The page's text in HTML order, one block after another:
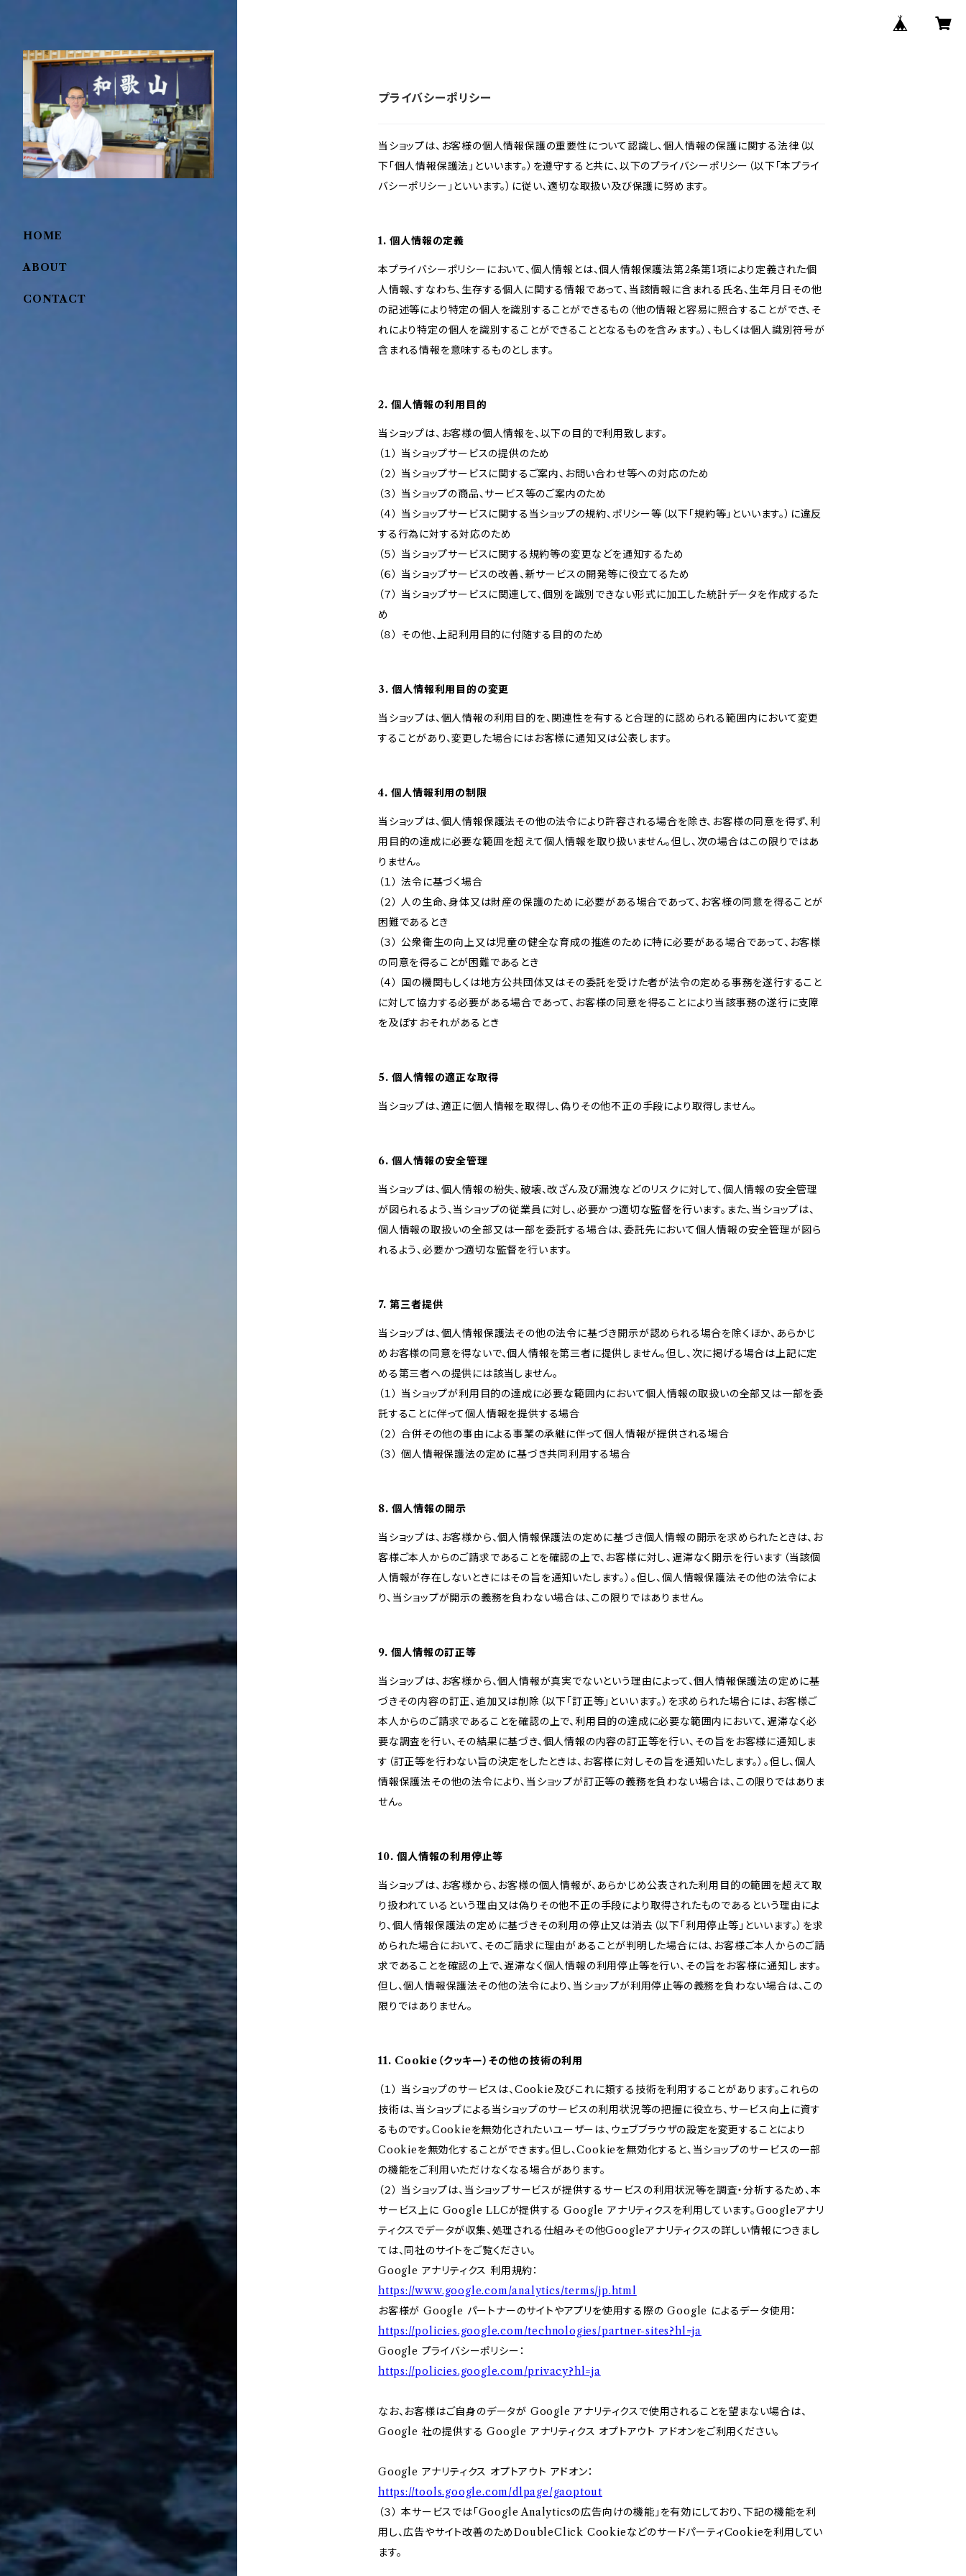
プライバシーポリシー
当ショップは、お客様の個人情報保護の重要性について認識し、個人情報の保護に関する法律（以
下「個人情報保護法」といいます。）を遵守すると共に、以下のプライバシーポリシー（以下「本プライ
バシーポリシー」といいます。）に従い、適切な取扱い及び保護に努めます。
1. 個人情報の定義
本プライバシーポリシーにおいて、個人情報とは、個人情報保護法第2条第1項により定義された個
人情報、すなわち、生存する個人に関する情報であって、当該情報に含まれる氏名、生年月日その他
の記述等により特定の個人を識別することができるもの（他の情報と容易に照合することができ、そ
れにより特定の個人を識別することができることとなるものを含みます。）、もしくは個人識別符号が
含まれる情報を意味するものとします。
2. 個人情報の利用目的
当ショップは、お客様の個人情報を、以下の目的で利用致します。
（１） 当ショップサービスの提供のため
（２） 当ショップサービスに関するご案内、お問い合わせ等への対応のため
（３） 当ショップの商品、サービス等のご案内のため
（４） 当ショップサービスに関する当ショップの規約、ポリシー等（以下「規約等」といいます。）に違反
する行為に対する対応のため
（５） 当ショップサービスに関する規約等の変更などを通知するため
（６） 当ショップサービスの改善、新サービスの開発等に役立てるため
（７） 当ショップサービスに関連して、個別を識別できない形式に加工した統計データを作成するた
め
（８） その他、上記利用目的に付随する目的のため
3. 個人情報利用目的の変更
当ショップは、個人情報の利用目的を、関連性を有すると合理的に認められる範囲内において変更
することがあり、変更した場合にはお客様に通知又は公表します。
4. 個人情報利用の制限
当ショップは、個人情報保護法その他の法令により許容される場合を除き、お客様の同意を得ず、利
用目的の達成に必要な範囲を超えて個人情報を取り扱いません。但し、次の場合はこの限りではあ
りません。
（１） 法令に基づく場合
（２） 人の生命、身体又は財産の保護のために必要がある場合であって、お客様の同意を得ることが
困難であるとき
（３） 公衆衛生の向上又は児童の健全な育成の推進のために特に必要がある場合であって、お客様
の同意を得ることが困難であるとき
（４） 国の機関もしくは地方公共団体又はその委託を受けた者が法令の定める事務を遂行すること
に対して協力する必要がある場合であって、お客様の同意を得ることにより当該事務の遂行に支障
を及ぼすおそれがあるとき
5. 個人情報の適正な取得
当ショップは、適正に個人情報を取得し、偽りその他不正の手段により取得しません。
6. 個人情報の安全管理
当ショップは、個人情報の紛失、破壊、改ざん及び漏洩などのリスクに対して、個人情報の安全管理
が図られるよう、当ショップの従業員に対し、必要かつ適切な監督を行います。また、当ショップは、
個人情報の取扱いの全部又は一部を委託する場合は、委託先において個人情報の安全管理が図ら
れるよう、必要かつ適切な監督を行います。
7. 第三者提供
当ショップは、個人情報保護法その他の法令に基づき開示が認められる場合を除くほか、あらかじ
めお客様の同意を得ないで、個人情報を第三者に提供しません。但し、次に掲げる場合は上記に定
める第三者への提供には該当しません。
（１） 当ショップが利用目的の達成に必要な範囲内において個人情報の取扱いの全部又は一部を委
託することに伴って個人情報を提供する場合
（２） 合併その他の事由による事業の承継に伴って個人情報が提供される場合
（３） 個人情報保護法の定めに基づき共同利用する場合
8. 個人情報の開示
当ショップは、お客様から、個人情報保護法の定めに基づき個人情報の開示を求められたときは、お
客様ご本人からのご請求であることを確認の上で、お客様に対し、遅滞なく開示を行います（当該個
人情報が存在しないときにはその旨を通知いたします。）。但し、個人情報保護法その他の法令によ
り、当ショップが開示の義務を負わない場合は、この限りではありません。
9. 個人情報の訂正等
当ショップは、お客様から、個人情報が真実でないという理由によって、個人情報保護法の定めに基
づきその内容の訂正、追加又は削除（以下「訂正等」といいます。）を求められた場合には、お客様ご
本人からのご請求であることを確認の上で、利用目的の達成に必要な範囲内において、遅滞なく必
要な調査を行い、その結果に基づき、個人情報の内容の訂正等を行い、その旨をお客様に通知しま
す（訂正等を行わない旨の決定をしたときは、お客様に対しその旨を通知いたします。）。但し、個人
情報保護法その他の法令により、当ショップが訂正等の義務を負わない場合は、この限りではありま
せん。
10. 個人情報の利用停止等
当ショップは、お客様から、お客様の個人情報が、あらかじめ公表された利用目的の範囲を超えて取
り扱われているという理由又は偽りその他不正の手段により取得されたものであるという理由によ
り、個人情報保護法の定めに基づきその利用の停止又は消去（以下「利用停止等」といいます。）を求
められた場合において、そのご請求に理由があることが判明した場合には、お客様ご本人からのご請
求であることを確認の上で、遅滞なく個人情報の利用停止等を行い、その旨をお客様に通知します。
但し、個人情報保護法その他の法令により、当ショップが利用停止等の義務を負わない場合は、この
限りではありません。
11. Cookie（クッキー）その他の技術の利用
（１） 当ショップのサービスは、Cookie及びこれに類する技術を利用することがあります。これらの
技術は、当ショップによる当ショップのサービスの利用状況等の把握に役立ち、サービス向上に資す
るものです。Cookieを無効化されたいユーザーは、ウェブブラウザの設定を変更することにより
Cookieを無効化することができます。但し、Cookieを無効化すると、当ショップのサービスの一部
の機能をご利用いただけなくなる場合があります。
（２） 当ショップは、当ショップサービスが提供するサービスの利用状況等を調査・分析するため、本
サービス上に Google LLCが提供する Google アナリティクスを利用しています。Googleアナリ
ティクスでデータが収集、処理される仕組みその他Googleアナリティクスの詳しい情報につきまし
ては、同社のサイトをご覧ください。
Google アナリティクス 利用規約：
https://www.google.com/analytics/terms/jp.html
お客様が Google パートナーのサイトやアプリを使用する際の Google によるデータ使用：
https://policies.google.com/technologies/partner-sites?hl=ja
Google プライバシーポリシー：
https://policies.google.com/privacy?hl=ja
なお、お客様はご自身のデータが Google アナリティクスで使用されることを望まない場合は、
Google 社の提供する Google アナリティクス オプトアウト アドオンをご利用ください。
Google アナリティクス オプトアウト アドオン：
https://tools.google.com/dlpage/gaoptout
（３） 本サービスでは「Google Analyticsの広告向けの機能」を有効にしており、下記の機能を利
用し、広告やサイト改善のためDoubleClick CookieなどのサードパーティCookieを利用してい
ます。
HOME
ABOUT
CONTACT